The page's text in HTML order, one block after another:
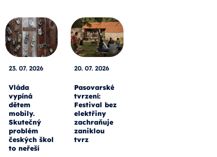
23. 07. 2026
Vláda
vypíná
dětem
mobily.
Skutečný
problém
českých škol
to neřeší
20. 07. 2026
Pasovarské
tvrzení:
Festival bez
elektřiny
zachraňuje
zaniklou
tvrz